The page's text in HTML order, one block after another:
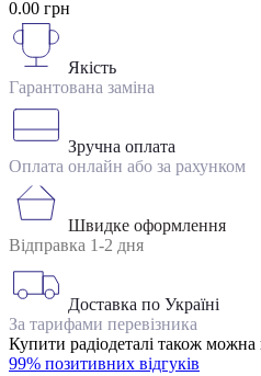
0.00 грн
Якість
Гарантована заміна
Зручна оплата
Оплата онлайн або за рахунком
Швидке оформлення
Відправка 1-2 дня
Доставка по Україні
За тарифами перевізника
Купити радіодеталі також
99% позитивних відгуків